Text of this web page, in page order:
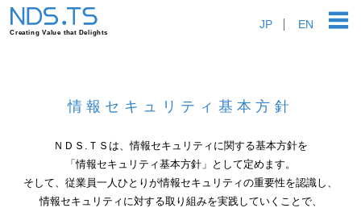
JP EN
情報セキュリティ基本方針
ＮＤＳ.ＴＳは、情報セキュリティに関する基本方針を
「情報セキュリティ基本方針」として定めます。
そして、従業員一人ひとりが情報セキュリティの重要性を認識し、
情報セキュリティに対する取り組みを実践していくことで、